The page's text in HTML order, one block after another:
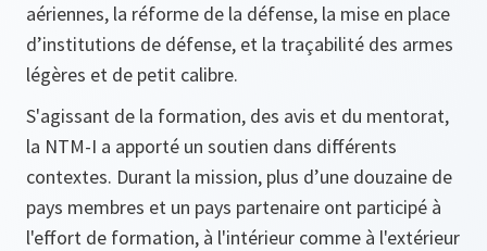
aériennes, la réforme de la défense, la mise en place
d’institutions de défense, et la traçabilité des armes
légères et de petit calibre.
S'agissant de la formation, des avis et du mentorat,
la NTM-I a apporté un soutien dans différents
contextes. Durant la mission, plus d’une douzaine de
pays membres et un pays partenaire ont participé à
l'effort de formation, à l'intérieur comme à l'extérieur